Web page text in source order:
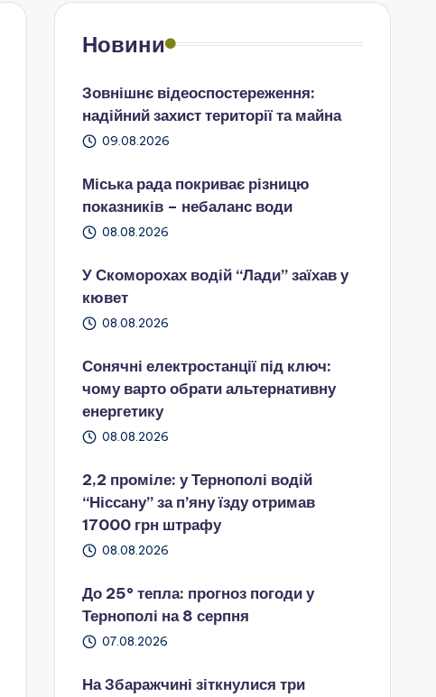
Новини
Зовнішнє відеоспостереження:
надійний захист території та майна
09.08.2026
Міська рада покриває різницю
показників – небаланс води
08.08.2026
У Скоморохах водій “Лади” заїхав у
кювет
08.08.2026
Сонячні електростанції під ключ:
чому варто обрати альтернативну
енергетику
08.08.2026
2,2 проміле: у Тернополі водій
“Ніссану” за п’яну їзду отримав
17000 грн штрафу
08.08.2026
До 25° тепла: прогноз погоди у
Тернополі на 8 серпня
07.08.2026
На Збаражчині зіткнулися три